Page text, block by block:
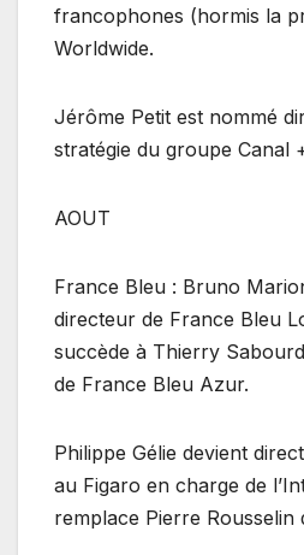
francophones (hormis la
Worldwide.
Jérôme Petit est nommé
stratégie du groupe Canal
AOUT
France Bleu : Bruno
directeur de France Bleu
succède à Thierry
de France Bleu Azur.
Philippe Gélie devient
au Figaro en charge de
remplace Pierre Rousselin